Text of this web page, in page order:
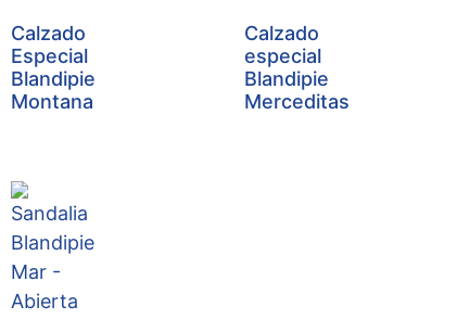
Calzado
Especial
Blandipie
Montana
Calzado
especial
Blandipie
Merceditas